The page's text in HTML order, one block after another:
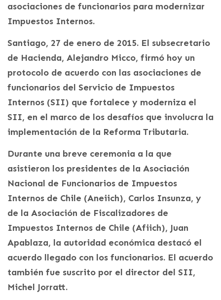
asociaciones de funcionarios para modernizar
Impuestos Internos.
Santiago, 27 de enero de 2015. El subsecretario
de Hacienda, Alejandro Micco, firmó hoy un
protocolo de acuerdo con las asociaciones de
funcionarios del Servicio de Impuestos
Internos (SII) que fortalece y moderniza el
SII, en el marco de los desafíos que involucra la
implementación de la Reforma Tributaria.
Durante una breve ceremonia a la que
asistieron los presidentes de la Asociación
Nacional de Funcionarios de Impuestos
Internos de Chile (Aneiich), Carlos Insunza, y
de la Asociación de Fiscalizadores de
Impuestos Internos de Chile (Afiich), Juan
Apablaza, la autoridad económica destacó el
acuerdo llegado con los funcionarios. El acuerdo
también fue suscrito por el director del SII,
Michel Jorratt.